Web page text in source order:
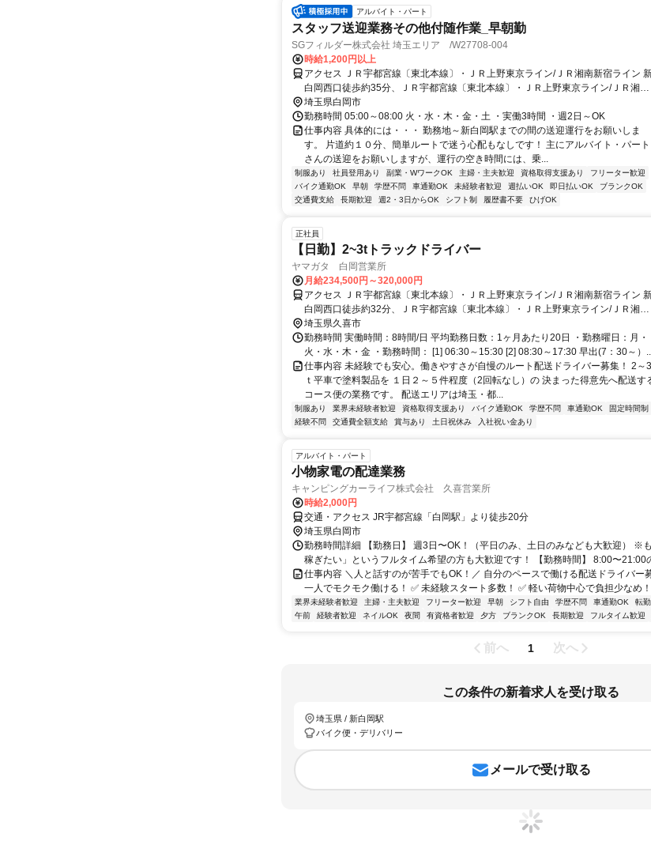
アルバイト・パート
スタッフ送迎業務その他付随作業_早朝勤
SGフィルダー株式会社 埼玉エリア /W27708-004
時給1,200円以上
アクセス ＪＲ宇都宮線〔東北本線〕・ＪＲ上野東京ライン/ＪＲ湘南新宿ライン
白岡西口徒歩約35分、ＪＲ宇都宮線〔東北本線〕・ＪＲ上野東京ライン/ＪＲ湘南
新宿ライン 白岡西口徒歩約41分、埼玉新都市交通ニューシャトル 羽貫出入口2徒
歩約57分 新白岡駅～車で10分
埼玉県白岡市
勤務時間 05:00～08:00 火・水・木・金・土 ・実働3時間 ・週2日～OK
仕事内容 具体的には・・・ 勤務地～新白岡駅までの間の送迎運行をお願いしま
す。 片道約１０分、簡単ルートで迷う心配もなしです！ 主にアルバイト・パート
さんの送迎をお願いしますが、運行の空き時間には、乗...
制服あり 社員登用あり 副業・WワークOK 主婦・主夫歓迎 資格取得支援あり
フリーター歓迎
バイク通勤OK
早朝 学歴不問 車通勤OK 未経験者歓迎 週払いOK 即日払いOK
ブランクOK
交通費支給
長期歓迎 週2・3日からOK シフト制 履歴書不要 ひげOK
正社員
【日勤】2~3tトラックドライバー
ヤマガタ 白岡営業所
月給234,500円～320,000円
アクセス ＪＲ宇都宮線〔東北本線〕・ＪＲ上野東京ライン/ＪＲ湘南新宿ライン
白岡西口徒歩約32分、ＪＲ宇都宮線〔東北本線〕・ＪＲ上野東京ライン/ＪＲ湘南
新宿ライン 白岡西口徒歩約38分 車通勤OK
埼玉県久喜市
勤務時間 実働時間：8時間/日 平均勤務日数：1ヶ月あたり20日 ・勤務曜日：月・
火・水・木・金 ・勤務時間： [1] 06:30～15:30 [2] 08:30～17:30 早出(7：30～）
仕事内容 未経験でも安心。働きやすさが自慢のルート配送ドライバー募集！ 2～3
ｔ平車で塗料製品を １日２～５件程度（2回転なし）の 決まった得意先へ配送す
コース便の業務です。 配送エリアは埼玉・都...
制服あり 業界未経験者歓迎 資格取得支援あり バイク通勤OK 学歴不問 車通勤OK
固定時間制
経験不問
交通費全額支給 賞与あり 土日祝休み 入社祝い金あり
アルバイト・パート
小物家電の配達業務
キャンピングカーライフ株式会社 久喜営業所
時給2,000円
交通・アクセス JR宇都宮線「白岡駅」より徒歩20分
埼玉県白岡市
勤務時間詳細 【勤務日】 週3日〜OK！（平日のみ、土日のみなども大歓迎） ※
稼ぎたい」というフルタイム希望の方も大歓迎です！ 【勤務時間】 8:00〜21:00
仕事内容 ＼人と話すのが苦手でもOK！／ 自分のペースで働ける配送ドライバー
一人でモクモク働ける！ ✅ 未経験スタート多数！ ✅ 軽い荷物中心で負担少なめ
業界未経験者歓迎 主婦・主夫歓迎 フリーター歓迎 早朝 シフト自由 学歴不問 車通勤OK 転勤
午前
経験者歓迎 ネイルOK 夜間 有資格者歓迎 夕方 ブランクOK 長期歓迎 フルタイム歓迎
前へ 1 次へ
この条件の新着求人を受け取る
埼玉県 / 新白岡駅
バイク便・デリバリー
メールで受け取る